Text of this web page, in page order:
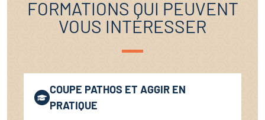
FORMATIONS QUI PEUVENT
VOUS INTÉRESSER
COUPE PATHOS ET AGGIR EN
PRATIQUE